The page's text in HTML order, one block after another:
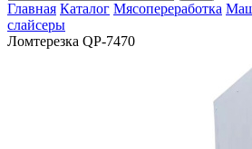
Главная Каталог Мясопереработка
слайсеры
Ломтерезка QP-7470